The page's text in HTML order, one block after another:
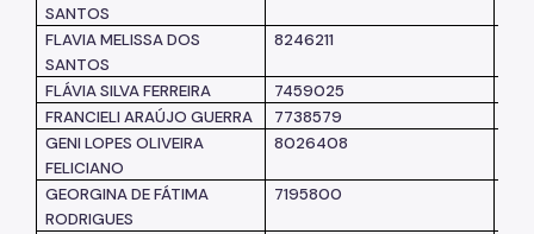
SANTOS
FLAVIA MELISSA DOS
SANTOS
8246211
FLÁVIA SILVA FERREIRA 7459025
FRANCIELI ARAÚJO GUERRA
7738579
GENI LOPES OLIVEIRA
FELICIANO
8026408
GEORGINA DE FÁTIMA
RODRIGUES
7195800